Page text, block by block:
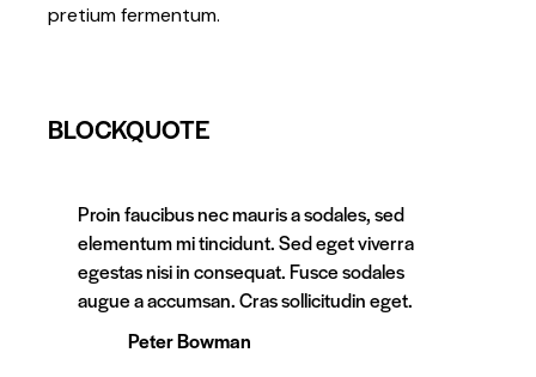
pretium fermentum.
BLOCKQUOTE
Proin faucibus nec mauris a sodales, sed
elementum mi tincidunt. Sed eget viverra
egestas nisi in consequat. Fusce sodales
augue a accumsan. Cras sollicitudin eget.
Peter Bowman